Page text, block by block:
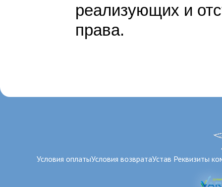
реализующих и
права.
Условия оплатыУсловия возвратаУстав Реквизиты